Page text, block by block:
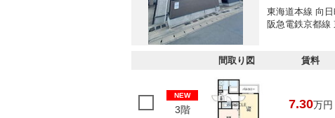
東海道本線 向
阪急電鉄京都線
間取り図 賃料
NEW
3階 7.30万円